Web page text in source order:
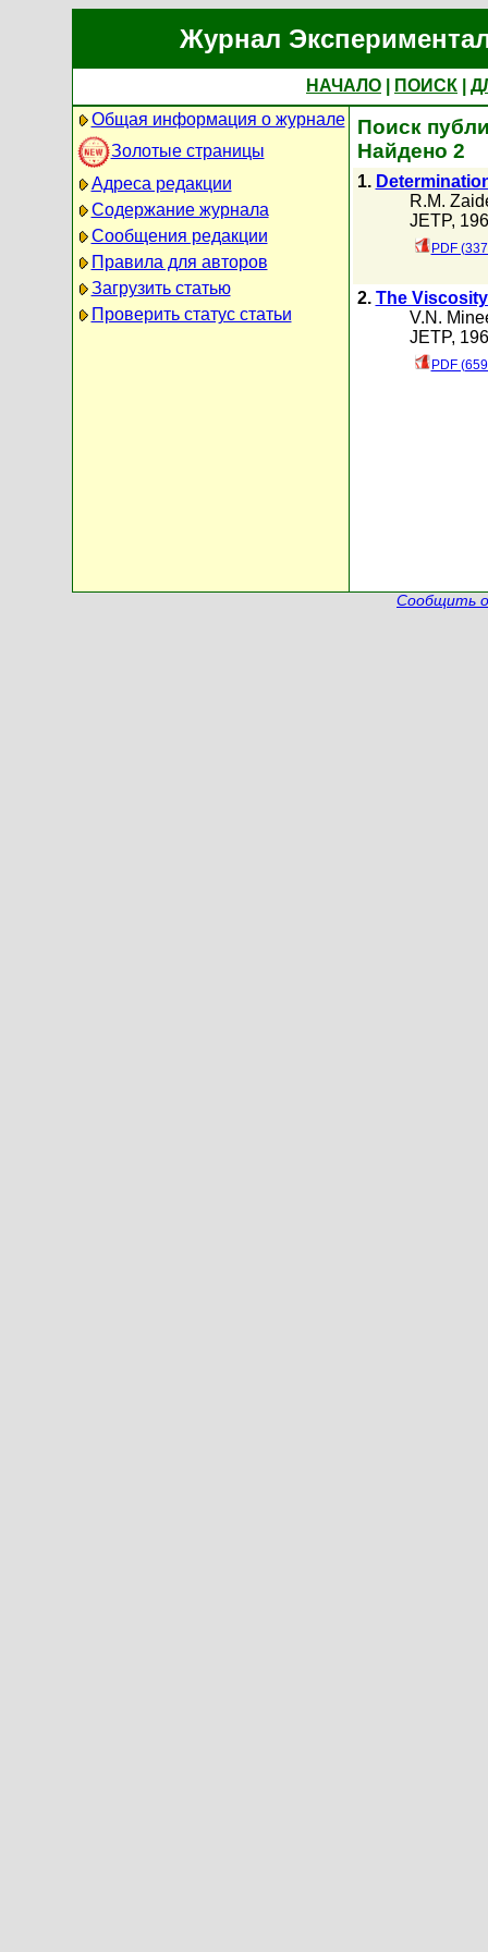
Журнал
НАЧАЛО ПОИСК
Общая информация о журнале
Золотые страницы
Адреса редакции
Содержание журнала
Сообщения редакции
Правила для авторов
Загрузить статью
Проверить статус статьи
Поиск
Найдено 2
1.
R.M.
JETP,
PDF
2. The
V.N.
JETP,
PDF
Сообщить о